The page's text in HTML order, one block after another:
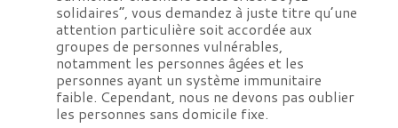
solidaires”, vous demandez à juste titre qu’une
attention particulière soit accordée aux
groupes de personnes vulnérables,
notamment les personnes âgées et les
personnes ayant un système immunitaire
faible. Cependant, nous ne devons pas oublier
les personnes sans domicile fixe.